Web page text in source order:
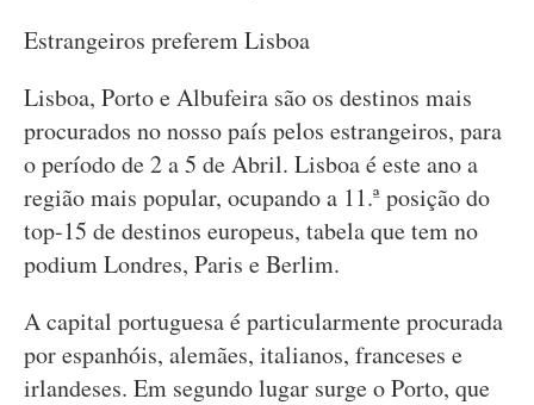
Estrangeiros preferem Lisboa
Lisboa, Porto e Albufeira são os destinos mais
procurados no nosso país pelos estrangeiros, para
o período de 2 a 5 de Abril. Lisboa é este ano a
região mais popular, ocupando a 11.ª posição do
top-15 de destinos europeus, tabela que tem no
podium Londres, Paris e Berlim.
A capital portuguesa é particularmente procurada
por espanhóis, alemães, italianos, franceses e
irlandeses. Em segundo lugar surge o Porto, que